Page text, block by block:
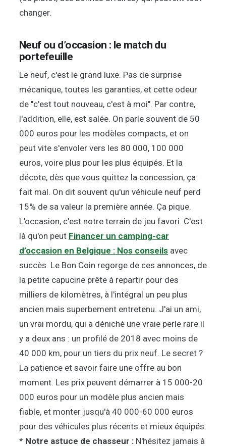
changer.
Neuf ou d’occasion : le match du
portefeuille
Le neuf, c'est le grand luxe. Pas de surprise
mécanique, toutes les garanties, et cette odeur
de "c'est tout nouveau, c'est à moi". Par contre,
l'addition, elle, est salée. On parle souvent de 50
000 euros pour les modèles compacts, et on
peut vite s'envoler vers les 80 000, 100 000
euros, voire plus pour les plus équipés. Et la
décote, dès que vous quittez la concession, ça
fait mal. On dit souvent qu'un véhicule neuf perd
15% de sa valeur la première année. Ça pique.
L'occasion, c'est notre terrain de jeu favori. C'est
là qu'on peut Financer un camping-car
d’occasion en Belgique : Nos conseils avec
succès. Le Bon Coin regorge de ces annonces, de
la petite capucine prête à repartir pour des
milliers de kilomètres, à l'intégral un peu plus
ancien mais superbement entretenu. J'ai un ami,
un vrai mordu, qui a déniché une vraie perle rare il
y a deux ans : un profilé de 2018 avec moins de
40 000 km, pour un tiers du prix neuf. Le secret ?
La patience et savoir faire une offre au bon
moment. Les prix peuvent démarrer à 15 000-20
000 euros pour un modèle plus ancien mais
fiable, et monter jusqu'à 40 000-60 000 euros
pour des véhicules plus récents et mieux équipés.
* Notre astuce de chasseur : N'hésitez jamais à